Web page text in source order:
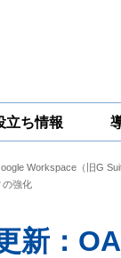
立ち情報
Google
Workspace（旧G
の強化
新：